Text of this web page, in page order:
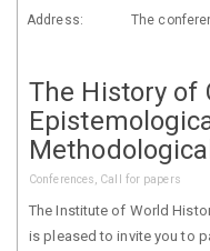
Address: The
The History of
Conferences, Call for papers
The Institute of World
is pleased to invite you to